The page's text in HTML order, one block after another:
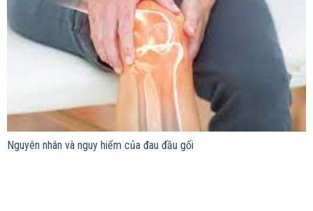
Nguyên nhân và nguy hiểm của đau đầu gối